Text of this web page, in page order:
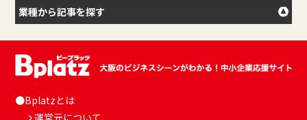
業種から記事を探す
●Bplatzとは
運営元について